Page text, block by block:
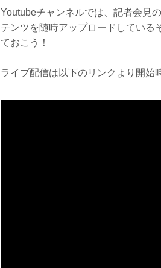
Youtubeチャンネルでは、記者会見
テンツを随時アップロードしている
ておこう！
ライブ配信は以下のリンクより開始